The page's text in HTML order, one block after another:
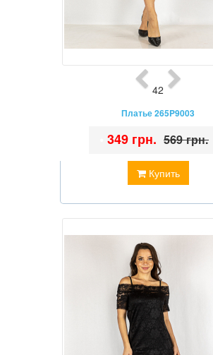
42
Платье 265P9003
Купить
349 грн. 569 грн.